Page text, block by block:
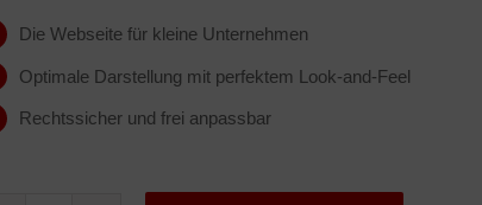
Die Webseite für kleine Unternehmen
Optimale Darstellung mit perfektem Look-and-Feel
Rechtssicher und frei anpassbar